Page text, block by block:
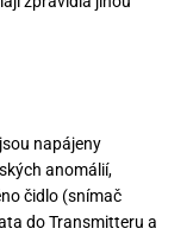
napájeny
anomálií,
čidlo (snímač
do Transmitteru a